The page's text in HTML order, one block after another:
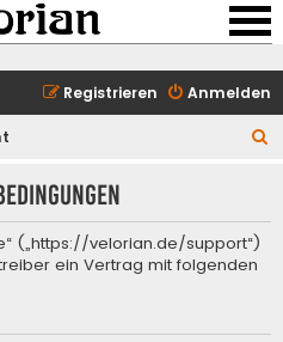
Anmelden
Registrieren
h
(„https://velorian.de/support“)
ein Vertrag mit folgenden